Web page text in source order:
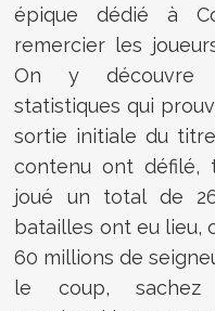
épique dédié à
remercier les
On y découvre
statistiques qui
sortie initiale du
contenu ont défilé,
joué un total de
batailles ont eu lieu,
60 millions de
le coup,